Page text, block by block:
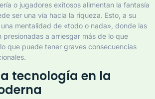
o jugadores exitosos alimentan la fantasía
ser una vía hacia la riqueza. Esto, a su
mentalidad de «todo o nada», donde las
presionadas a arriesgar más de lo que
que puede tener graves consecuencias
tecnología en la